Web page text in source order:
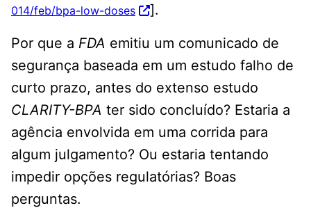
014/feb/bpa-low-doses
].
Por que a FDA emitiu um comunicado de
segurança baseada em um estudo falho de
curto prazo, antes do extenso estudo
CLARITY-BPA ter sido concluído? Estaria a
agência envolvida em uma corrida para
algum julgamento? Ou estaria tentando
impedir opções regulatórias? Boas
perguntas.